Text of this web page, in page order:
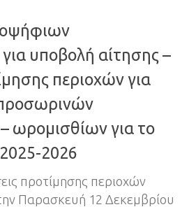
υποβολή αίτησης –
περιοχών για
ωρομισθίων για το
2025-2026
προτίμησης περιοχών
Παρασκευή 12 Δεκεμβρίου